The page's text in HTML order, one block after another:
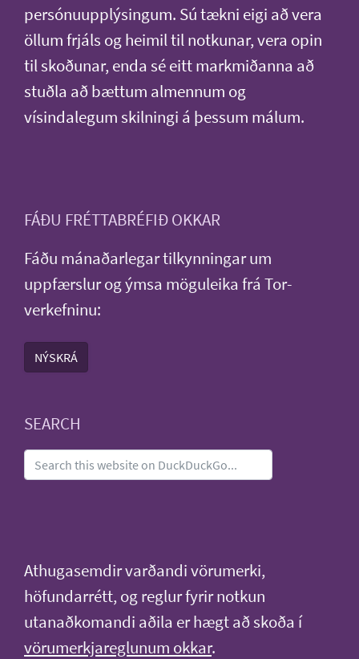
persónuupplýsingum. Sú tækni eigi að vera
öllum frjáls og heimil til notkunar, vera opin
til skoðunar, enda sé eitt markmiðanna að
stuðla að bættum almennum og
vísindalegum skilningi á þessum málum.
FÁÐU FRÉTTABRÉFIÐ OKKAR
Fáðu mánaðarlegar tilkynningar um
uppfærslur og ýmsa möguleika frá Tor-
verkefninu:
NÝSKRÁ
SEARCH
Athugasemdir varðandi vörumerki,
höfundarrétt, og reglur fyrir notkun
utanaðkomandi aðila er hægt að skoða í
vörumerkjareglunum okkar.